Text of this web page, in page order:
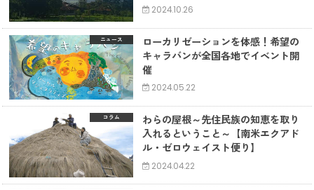
2024.10.26
ニュース
ローカリゼーションを体感！希望の
キャラバンが全国各地でイベント開
催
2024.05.22
コラム
わらの屋根～先住民族の知恵を取り
入れるということ～【南米エクアド
ル・ゼロウェイスト便り】
2024.04.22